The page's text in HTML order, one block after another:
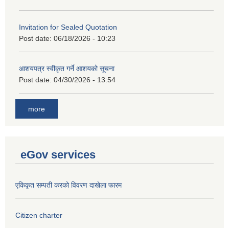
Invitation for Sealed Quotation
Post date: 06/18/2026 - 10:23
आशयपत्र स्वीकृत गर्ने आशयको सूचना
Post date: 04/30/2026 - 13:54
more
eGov services
एकिकृत सम्पती करको विवरण दाखेला फारम
Citizen charter